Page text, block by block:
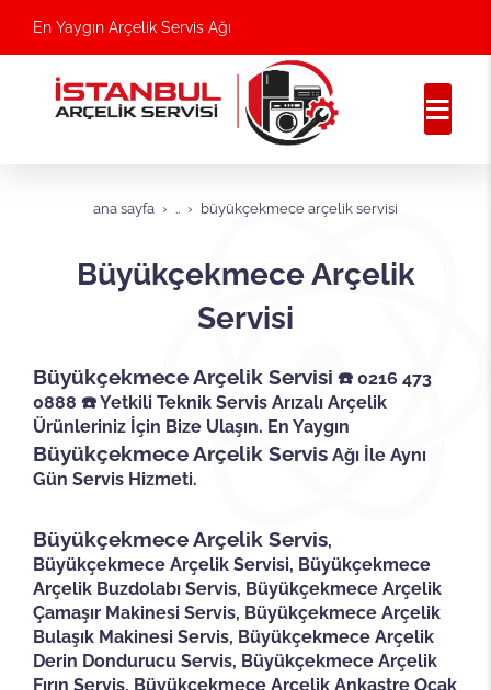
En Yaygın Arçelik Servis Ağı
ana sayfa .. büyükçekmece arçelik servisi
Büyükçekmece Arçelik
Servisi
Büyükçekmece Arçelik Servisi ☎️ 0216 473
0888 ☎️ Yetkili Teknik Servis Arızalı Arçelik
Ürünleriniz İçin Bize Ulaşın. En Yaygın
Büyükçekmece Arçelik Servis Ağı İle Aynı
Gün Servis Hizmeti.
Büyükçekmece Arçelik Servis,
Büyükçekmece Arçelik Servisi, Büyükçekmece
Arçelik Buzdolabı Servis, Büyükçekmece Arçelik
Çamaşır Makinesi Servis, Büyükçekmece Arçelik
Bulaşık Makinesi Servis, Büyükçekmece Arçelik
Derin Dondurucu Servis, Büyükçekmece Arçelik
Fırın Servis, Büyükçekmece Arçelik Ankastre Ocak